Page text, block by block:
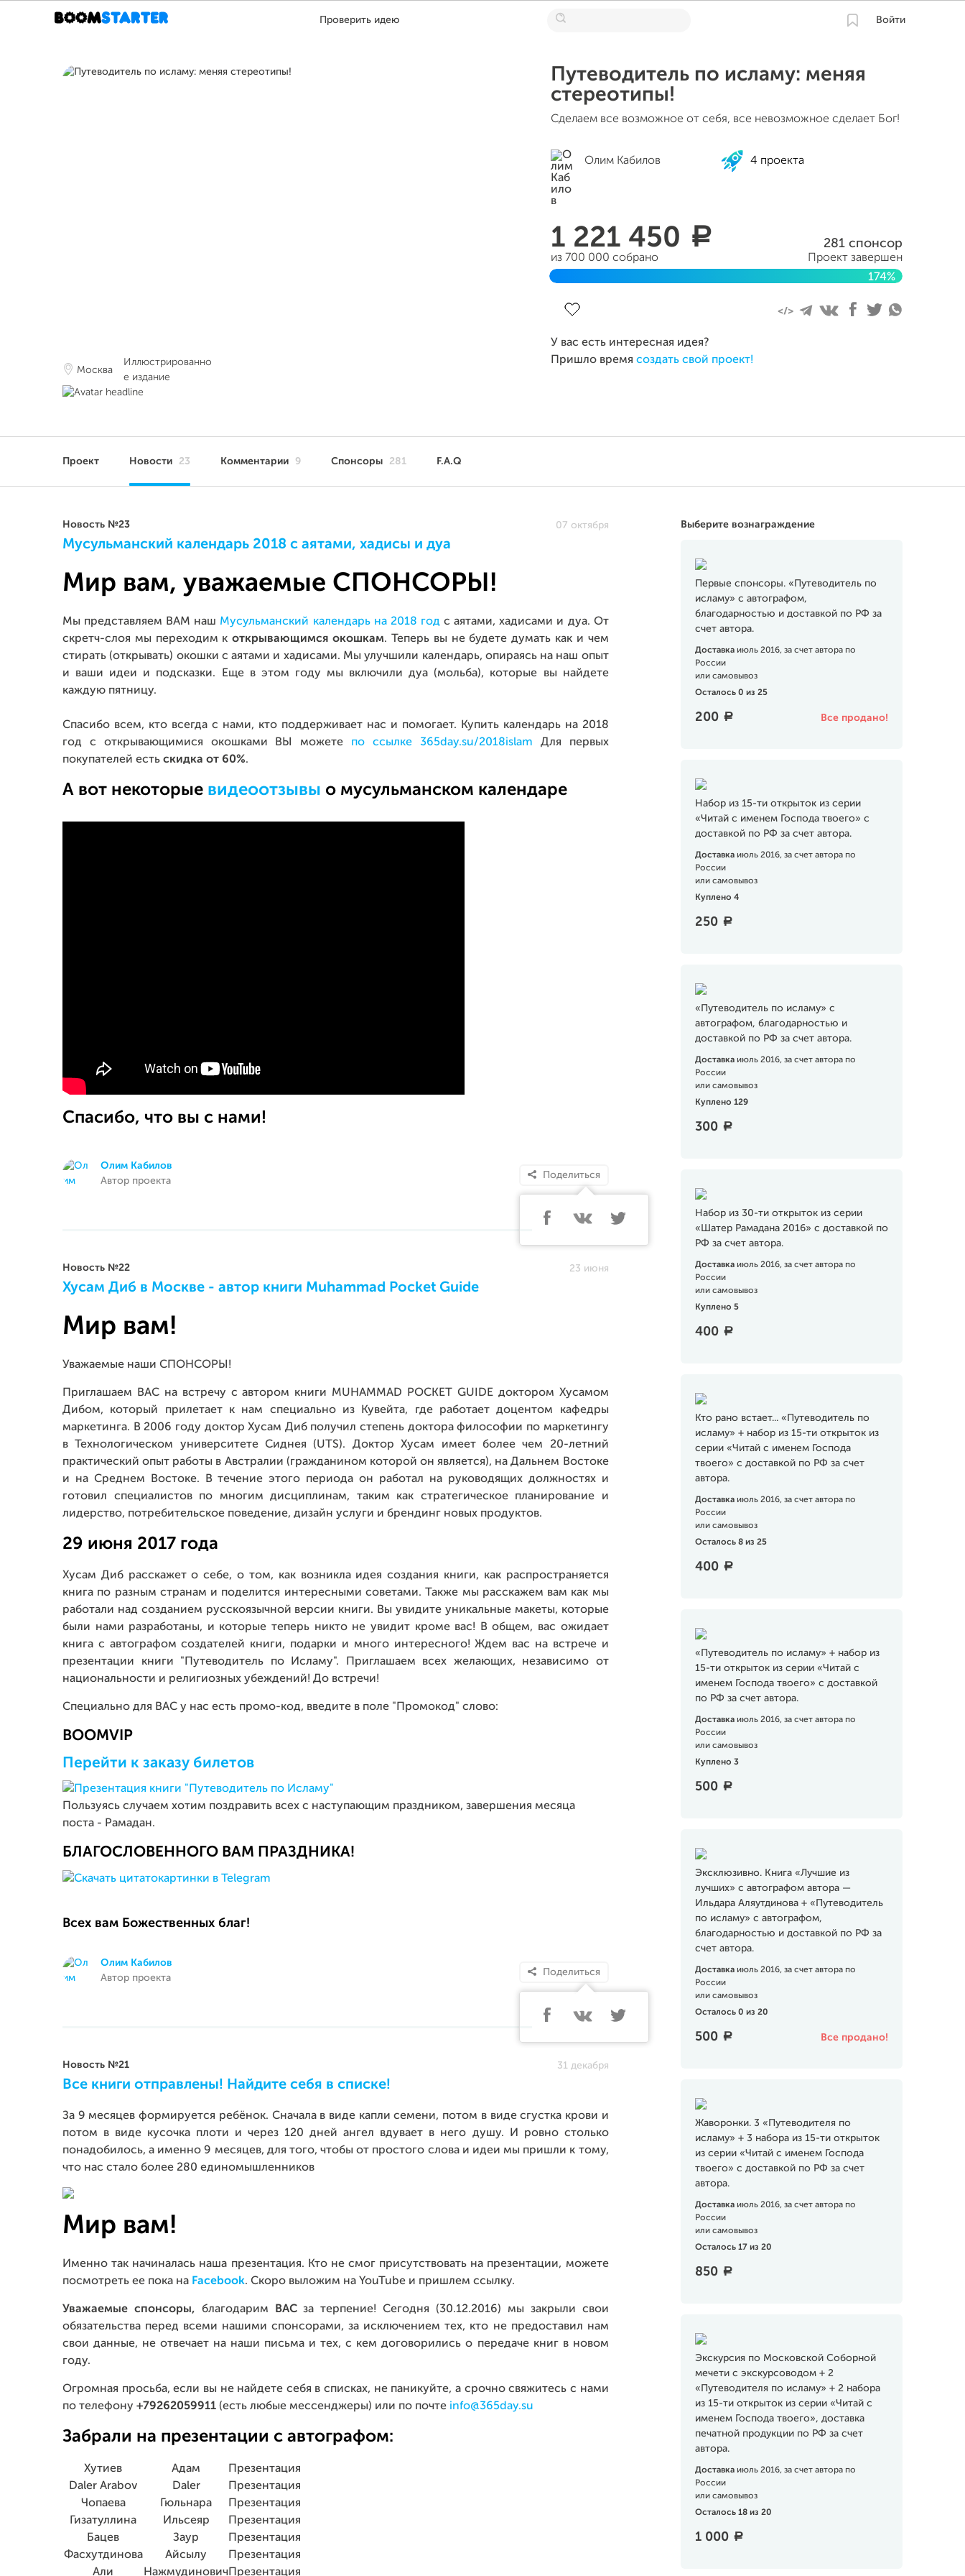
Проверить идею Войти
Москва
Иллюстрированно
е издание
Путеводитель по исламу: меняя
стереотипы!
Сделаем все возможное от себя, все невозможное сделает Бог!
Олим Кабилов 4 проекта
1 221 450 a
из 700 000 собрано
281 спонсор
Проект завершен
174%
У вас есть интересная идея?
Пришло время создать свой проект!
Проект Новости 23 Комментарии 9 Спонсоры 281 F.A.Q
Выберите вознаграждение
Первые спонсоры. «Путеводитель по
исламу» с автографом,
благодарностью и доставкой по РФ за
счет автора.
Доставка июль 2016, за счет автора по
России
или самовывоз
Осталось 0 из 25
200 a Все продано!
Набор из 15-ти открыток из серии
«Читай с именем Господа твоего» с
доставкой по РФ за счет автора.
Доставка июль 2016, за счет автора по
России
или самовывоз
Куплено 4
250 a
«Путеводитель по исламу» с
автографом, благодарностью и
доставкой по РФ за счет автора.
Доставка июль 2016, за счет автора по
России
или самовывоз
Куплено 129
300 a
Набор из 30-ти открыток из серии
«Шатер Рамадана 2016» с доставкой по
РФ за счет автора.
Доставка июль 2016, за счет автора по
России
или самовывоз
Куплено 5
400 a
Кто рано встает... «Путеводитель по
исламу» + набор из 15-ти открыток из
серии «Читай с именем Господа
твоего» с доставкой по РФ за счет
автора.
Доставка июль 2016, за счет автора по
России
или самовывоз
Осталось 8 из 25
400 a
«Путеводитель по исламу» + набор из
15-ти открыток из серии «Читай с
именем Господа твоего» с доставкой
по РФ за счет автора.
Доставка июль 2016, за счет автора по
России
или самовывоз
Куплено 3
500 a
Эксклюзивно. Книга «Лучшие из
лучших» с автографом автора —
Ильдара Аляутдинова + «Путеводитель
по исламу» с автографом,
благодарностью и доставкой по РФ за
счет автора.
Доставка июль 2016, за счет автора по
России
или самовывоз
Осталось 0 из 20
500 a Все продано!
Жаворонки. 3 «Путеводителя по
исламу» + 3 набора из 15-ти открыток
из серии «Читай с именем Господа
твоего» с доставкой по РФ за счет
автора.
Доставка июль 2016, за счет автора по
России
или самовывоз
Осталось 17 из 20
850 a
Экскурсия по Московской Соборной
мечети с экскурсоводом + 2
«Путеводителя по исламу» + 2 набора
из 15-ти открыток из серии «Читай с
именем Господа твоего», доставка
печатной продукции по РФ за счет
автора.
Доставка июль 2016, за счет автора по
России
или самовывоз
Осталось 18 из 20
1 000 a
Новость №23 07 октября
Мусульманский календарь 2018 с аятами, хадисы и дуа
Мир вам, уважаемые СПОНСОРЫ!
Мы представляем ВАМ наш Мусульманский календарь на 2018 год с аятами, хадисами и дуа. От
скретч-слоя мы переходим коткрывающимся окошкам. Теперь вы не будете думать как и чем
стирать (открывать) окошки с аятами и хадисами. Мы улучшили календарь, опираясь на наш опыт
и ваши идеи и подсказки. Еще в этом году мы включили дуа (мольба), которые вы найдете
каждую пятницу.
Спасибо всем, кто всегда с нами, кто поддерживает нас и помогает. Купить календарь на 2018
год с открывающимися окошками ВЫ можете по ссылке 365day.su/2018islam Для первых
покупателей есть скидка от 60%.
А вот некоторые видеоотзывы о мусульманском календаре
Спасибо, что вы с нами!
Олим Кабилов
Автор проекта
Поделиться
Новость №22 23 июня
Хусам Диб в Москве - автор книги Muhammad Pocket Guide
Мир вам!
Уважаемые наши СПОНСОРЫ!
Приглашаем ВАС на встречу с автором книги MUHAMMAD POCKET GUIDE доктором Хусамом
Дибом, который прилетает к нам специально из Кувейта, где работает доцентом кафедры
маркетинга. В 2006 году доктор Хусам Диб получил степень доктора философии по маркетингу
в Технологическом университете Сиднея (UTS). Доктор Хусам имеет более чем 20-летний
практический опыт работы в Австралии (гражданином которой он является), на Дальнем Востоке
и на Среднем Востоке. В течение этого периода он работал на руководящих должностях и
готовил специалистов по многим дисциплинам, таким как стратегическое планирование и
лидерство, потребительское поведение, дизайн услуги и брендинг новых продуктов.
29 июня 2017 года
Хусам Диб расскажет о себе, о том, как возникла идея создания книги, как распространяется
книга по разным странам и поделится интересными советами. Также мы расскажем вам как мы
работали над созданием русскоязычной версии книги. Вы увидите уникальные макеты, которые
были нами разработаны, и которые теперь никто не увидит кроме вас! В общем, вас ожидает
книга с автографом создателей книги, подарки и много интересного! Ждем вас на встрече и
презентации книги "Путеводитель по Исламу". Приглашаем всех желающих, независимо от
национальности и религиозных убеждений! До встречи!
Специально для ВАС у нас есть промо-код, введите в поле "Промокод" слово:
BOOMVIP
Перейти к заказу билетов
Пользуясь случаем хотим поздравить всех с наступающим праздником, завершения месяца
поста - Рамадан.
БЛАГОСЛОВЕННОГО ВАМ ПРАЗДНИКА!
Всех вам Божественных благ!
Олим Кабилов
Автор проекта
Поделиться
Новость №21 31 декабря
Все книги отправлены! Найдите себя в списке!
За 9 месяцев формируется ребёнок. Сначала в виде капли семени, потом в виде сгустка крови и
потом в виде кусочка плоти и через 120 дней ангел вдувает в него душу. И ровно столько
понадобилось, а именно 9 месяцев, для того, чтобы от простого слова и идеи мы пришли к тому,
что нас стало более 280 единомышленников
Мир вам!
Именно так начиналась наша презентация. Кто не смог присутствовать на презентации, можете
посмотреть ее пока на Facebook. Скоро выложим на YouTube и пришлем ссылку.
Уважаемые спонсоры, благодарим ВАСза терпение! Сегодня (30.12.2016) мы закрыли свои
обязательства перед всеми нашими спонсорами, за исключением тех, кто не предоставил нам
свои данные, не отвечает на наши письма и тех, с кем договорились о передаче книг в новом
году.
Огромная просьба, если вы не найдете себя в списках, не паникуйте, а срочно свяжитесь с нами
по телефону +79262059911 (есть любые мессенджеры) или по почте info@365day.su
Забрали на презентации с автографом:
Хутиев Адам
Презентация
Daler Arabov
Daler
Презентация
Чопаева
Гюльнара
Презентация
Гизатуллина
Ильсеяр
Презентация
Бацев
Заур
Презентация
Фасхутдинова
Айсылу
Презентация
Али
Нажмудинович Презентация